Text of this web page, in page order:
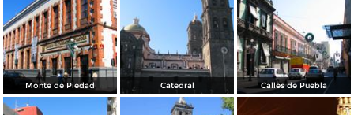
Monte de Piedad Catedral Calles de Puebla